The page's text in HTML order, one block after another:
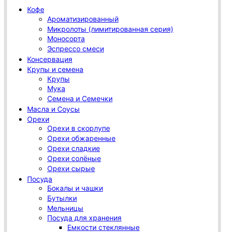
Кофе
Ароматизированный
Микролоты (лимитированная серия)
Моносорта
Эспрессо смеси
Консервация
Крупы и семена
Крупы
Мука
Семена и Семечки
Масла и Соусы
Орехи
Орехи в скорлупе
Орехи обжаренные
Орехи сладкие
Орехи солёные
Орехи сырые
Посуда
Бокалы и чашки
Бутылки
Мельницы
Посуда для хранения
Емкости стеклянные